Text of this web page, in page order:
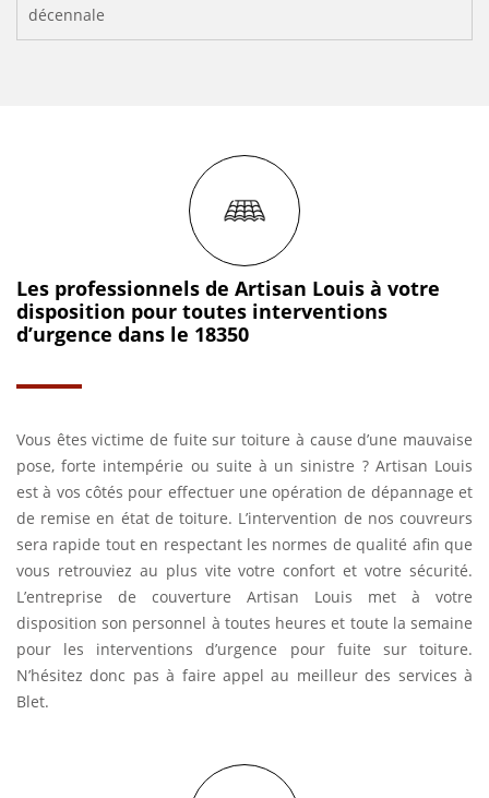
décennale
Les professionnels de Artisan Louis à votre
disposition pour toutes interventions
d’urgence dans le 18350
Vous êtes victime de fuite sur toiture à cause d’une mauvaise
pose, forte intempérie ou suite à un sinistre ? Artisan Louis
est à vos côtés pour effectuer une opération de dépannage et
de remise en état de toiture. L’intervention de nos couvreurs
sera rapide tout en respectant les normes de qualité afin que
vous retrouviez au plus vite votre confort et votre sécurité.
L’entreprise de couverture Artisan Louis met à votre
disposition son personnel à toutes heures et toute la semaine
pour les interventions d’urgence pour fuite sur toiture.
N’hésitez donc pas à faire appel au meilleur des services à
Blet.